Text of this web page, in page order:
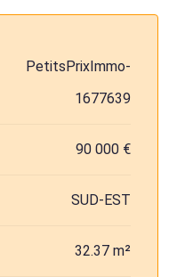
PetitsPrixImmo-
1677639
90 000 €
SUD-EST
32.37 m²